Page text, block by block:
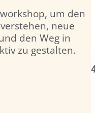
um den
neue
den Weg in
zu gestalten.